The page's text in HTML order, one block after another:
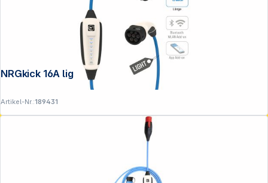
NRGkick 16A light 10m Pure
Artikel-Nr.:189431